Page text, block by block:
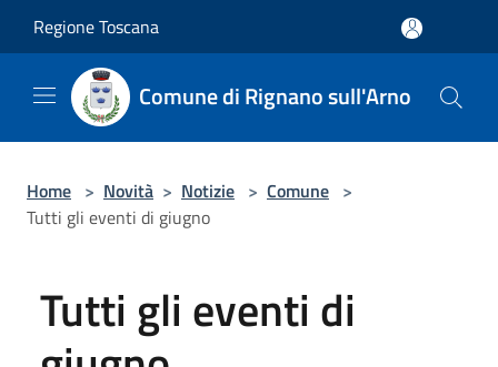
Regione Toscana
Comune di Rignano sull'Arno
Home > Novità > Notizie > Comune >
Tutti gli eventi di giugno
Tutti gli eventi di